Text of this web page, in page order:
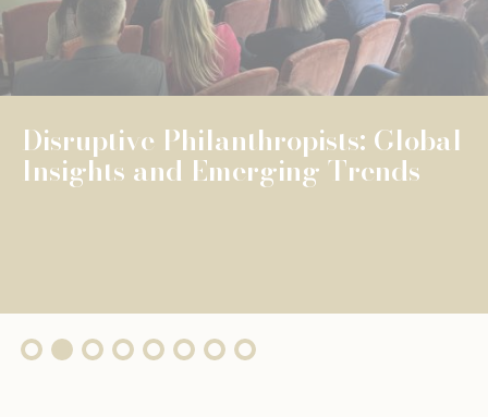
UNIVERSELLE BILDUNG
The Fondation de Luxembourg
surpasses €100 million in total
grants, wi...